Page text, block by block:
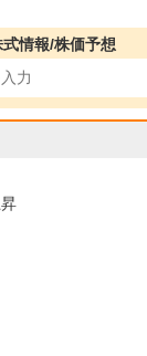
式情報/株価予想